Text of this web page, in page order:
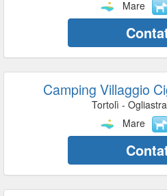
Mare
Camping Villaggio
Tortolì -
Mare